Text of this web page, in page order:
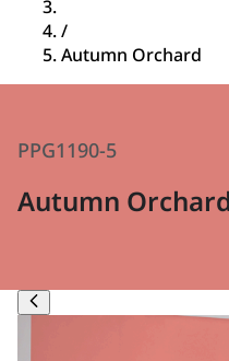
/
Autumn Orchard
PPG1190-5
Autumn Orchard